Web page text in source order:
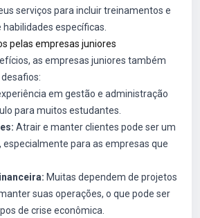
serviços para incluir treinamentos e
específicas.
pelas empresas juniores
as empresas juniores também
em gestão e administração
para muitos estudantes.
Atrair e manter clientes pode ser um
para as empresas que
Muitas dependem de projetos
suas operações, o que pode ser
de crise econômica.